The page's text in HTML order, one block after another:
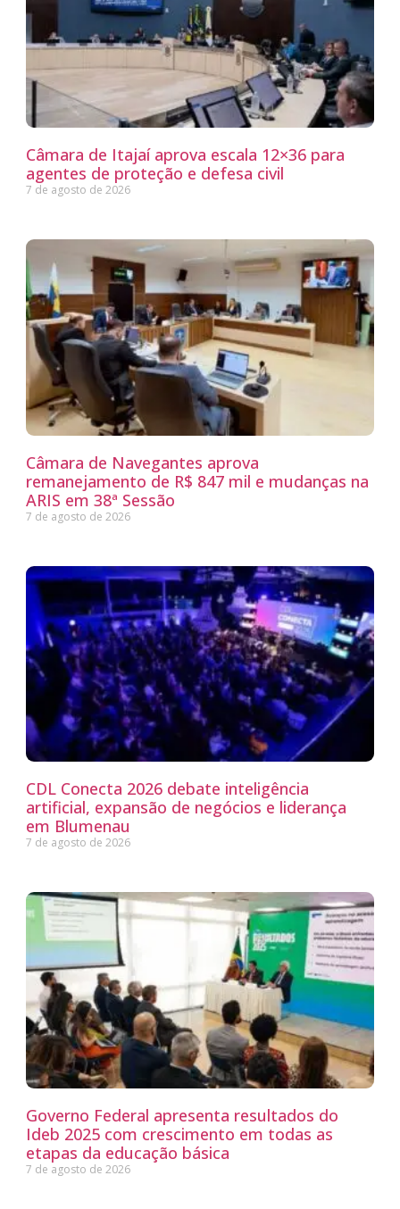
Câmara de Itajaí aprova escala 12×36 para
agentes de proteção e defesa civil
7 de agosto de 2026
Câmara de Navegantes aprova
remanejamento de R$ 847 mil e mudanças na
ARIS em 38ª Sessão
7 de agosto de 2026
CDL Conecta 2026 debate inteligência
artificial, expansão de negócios e liderança
em Blumenau
7 de agosto de 2026
Governo Federal apresenta resultados do
Ideb 2025 com crescimento em todas as
etapas da educação básica
7 de agosto de 2026